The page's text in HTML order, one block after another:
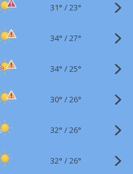
31° /23°
34° /27°
34° /25°
30° /26°
32° /26°
32° /26°